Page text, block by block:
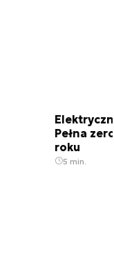
Pełna
roku
5 min.